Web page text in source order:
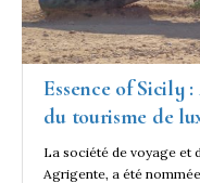
Essence of Sicily
du tourisme de
La société de voyage et
Agrigente, a été